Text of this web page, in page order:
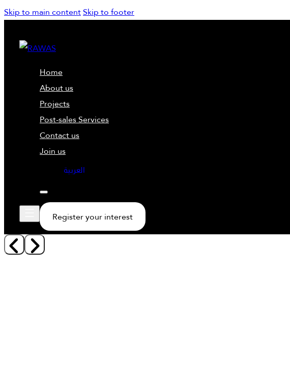
Skip to main contentSkip to footer
Home
About us
Projects
Post-sales Services
Contact us
Join us
العربية
Register your interest